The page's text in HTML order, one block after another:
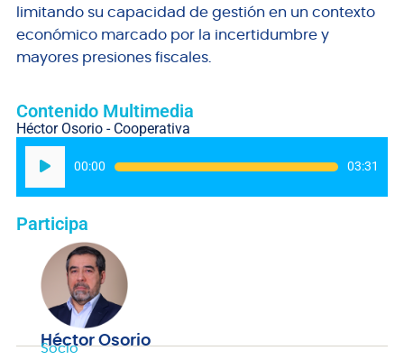
limitando su capacidad de gestión en un contexto
económico marcado por la incertidumbre y
mayores presiones fiscales.
Contenido Multimedia
Héctor Osorio - Cooperativa
audio
00:00 03:31
Participa
Héctor Osorio
Socio